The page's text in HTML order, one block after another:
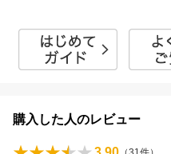
購入した人のレビュー